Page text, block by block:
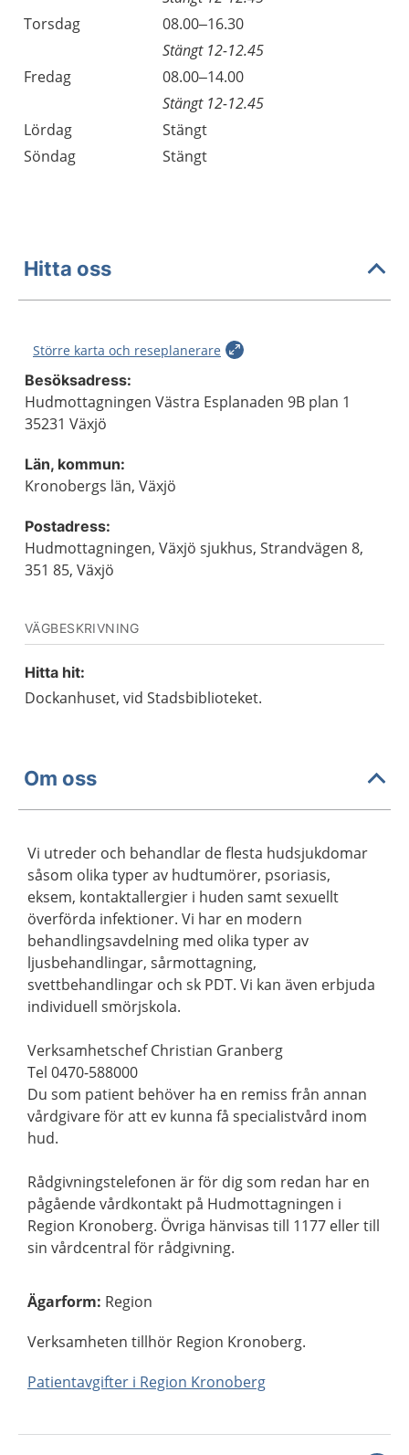
Torsdag
08.00–16.30
Stängt 12-12.45
Fredag
08.00–14.00
Stängt 12-12.45
Lördag
Stängt
Söndag
Stängt
Hitta oss
Större karta och reseplanerare
Besöksadress:
Hudmottagningen Västra Esplanaden 9B plan 1
35231 Växjö
Län, kommun:
Kronobergs län, Växjö
Postadress:
Hudmottagningen, Växjö sjukhus, Strandvägen 8,
351 85, Växjö
VÄGBESKRIVNING
Hitta hit:
Dockanhuset, vid Stadsbiblioteket.
Om oss
Vi utreder och behandlar de flesta hudsjukdomar
såsom olika typer av hudtumörer, psoriasis,
eksem, kontaktallergier i huden samt sexuellt
överförda infektioner. Vi har en modern
behandlingsavdelning med olika typer av
ljusbehandlingar, sårmottagning,
svettbehandlingar och sk PDT. Vi kan även erbjuda
individuell smörjskola.
Verksamhetschef Christian Granberg
Tel 0470-588000
Du som patient behöver ha en remiss från annan
vårdgivare för att ev kunna få specialistvård inom
hud.
Rådgivningstelefonen är för dig som redan har en
pågående vårdkontakt på Hudmottagningen i
Region Kronoberg. Övriga hänvisas till 1177 eller till
sin vårdcentral för rådgivning.
Ägarform: Region
Verksamheten tillhör Region Kronoberg.
Patientavgifter i Region Kronoberg